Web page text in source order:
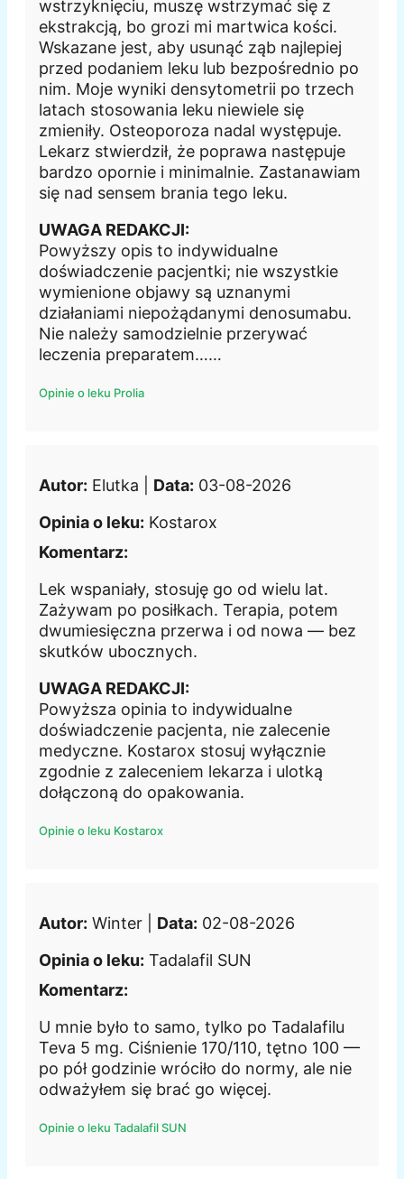
wstrzyknięciu, muszę wstrzymać się z
ekstrakcją, bo grozi mi martwica kości.
Wskazane jest, aby usunąć ząb najlepiej
przed podaniem leku lub bezpośrednio po
nim. Moje wyniki densytometrii po trzech
latach stosowania leku niewiele się
zmieniły. Osteoporoza nadal występuje.
Lekarz stwierdził, że poprawa następuje
bardzo opornie i minimalnie. Zastanawiam
się nad sensem brania tego leku.
UWAGA REDAKCJI:
Powyższy opis to indywidualne
doświadczenie pacjentki; nie wszystkie
wymienione objawy są uznanymi
działaniami niepożądanymi denosumabu.
Nie należy samodzielnie przerywać
leczenia preparatem……
Opinie o leku Prolia
Autor: Elutka | Data: 03-08-2026
Opinia o leku: Kostarox
Komentarz:
Lek wspaniały, stosuję go od wielu lat.
Zażywam po posiłkach. Terapia, potem
dwumiesięczna przerwa i od nowa — bez
skutków ubocznych.
UWAGA REDAKCJI:
Powyższa opinia to indywidualne
doświadczenie pacjenta, nie zalecenie
medyczne. Kostarox stosuj wyłącznie
zgodnie z zaleceniem lekarza i ulotką
dołączoną do opakowania.
Opinie o leku Kostarox
Autor: Winter | Data: 02-08-2026
Opinia o leku: Tadalafil SUN
Komentarz:
U mnie było to samo, tylko po Tadalafilu
Teva 5 mg. Ciśnienie 170/110, tętno 100 —
po pół godzinie wróciło do normy, ale nie
odważyłem się brać go więcej.
Opinie o leku Tadalafil SUN